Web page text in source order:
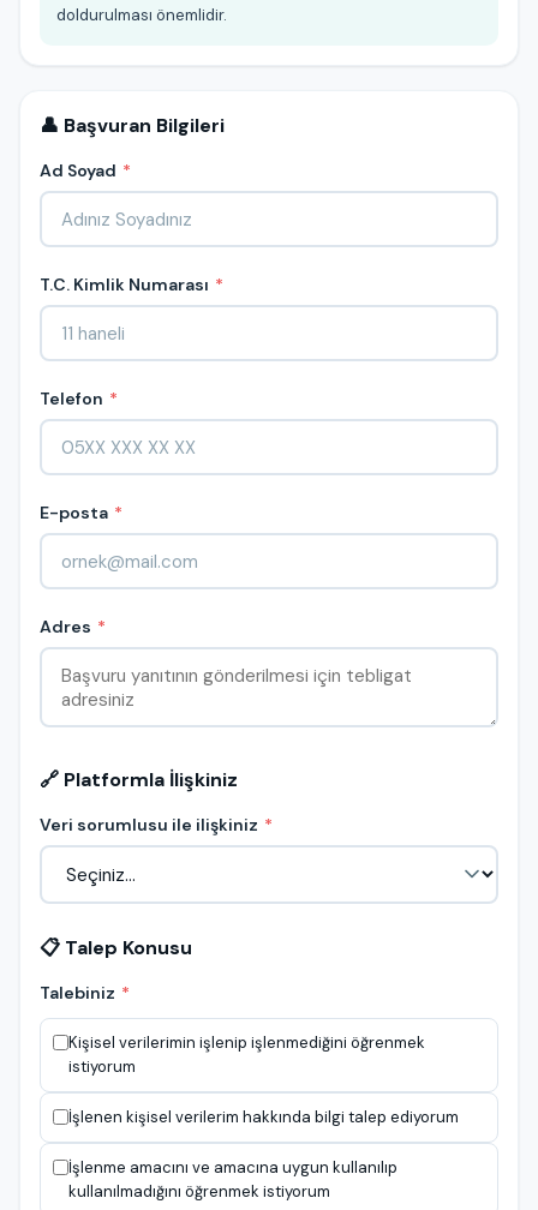
doldurulması önemlidir.
👤 Başvuran Bilgileri
Ad Soyad *
T.C. Kimlik Numarası *
Telefon *
E-posta *
Adres *
🔗 Platformla İlişkiniz
Veri sorumlusu ile ilişkiniz *
📋 Talep Konusu
Talebiniz *
Kişisel verilerimin işlenip işlenmediğini öğrenmek
istiyorum
İşlenen kişisel verilerim hakkında bilgi talep ediyorum
İşlenme amacını ve amacına uygun kullanılıp
kullanılmadığını öğrenmek istiyorum